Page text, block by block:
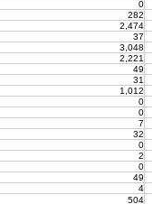
0
282
2,474
37
3,048
2,221
49
31
1,012
0
0
7
32
0
2
0
49
4
504